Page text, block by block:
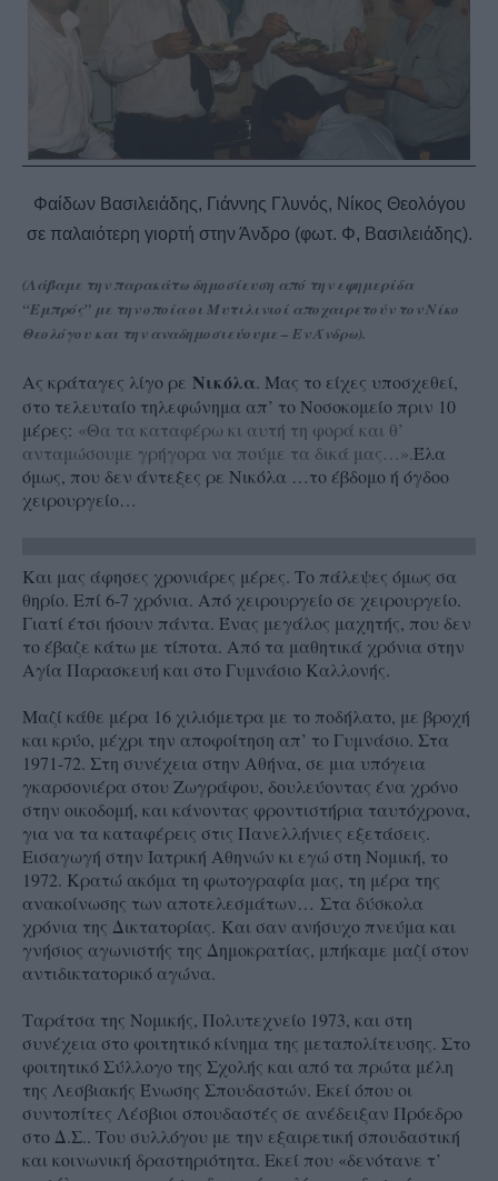
Φαίδων Βασιλειάδης, Γιάννης Γλυνός, Νίκος Θεολόγου
σε παλαιότερη γιορτή στην Άνδρο (φωτ. Φ, Βασιλειάδης).
(Λάβαμε την παρακάτω δημοσίευση από την εφημερίδα
“Εμπρός” με την οποία οι Μυτιλινιοί αποχαιρετούν τον Νίκο
Θεολόγου και την αναδημοσιεύουμε – Εν Άνδρω).
Ας κράταγες λίγο ρε Νικόλα. Μας το είχες υποσχεθεί,
στο τελευταίο τηλεφώνημα απ’ το Νοσοκομείο πριν 10
μέρες: «Θα τα καταφέρω κι αυτή τη φορά και θ’
ανταμώσουμε γρήγορα να πούμε τα δικά μας…». Έλα
όμως, που δεν άντεξες ρε Νικόλα …το έβδομο ή όγδοο
χειρουργείο…
Και μας άφησες χρονιάρες μέρες. Το πάλεψες όμως σα
θηρίο. Επί 6-7 χρόνια. Από χειρουργείο σε χειρουργείο.
Γιατί έτσι ήσουν πάντα. Ένας μεγάλος μαχητής, που δεν
το έβαζε κάτω με τίποτα. Από τα μαθητικά χρόνια στην
Αγία Παρασκευή και στο Γυμνάσιο Καλλονής.
Μαζί κάθε μέρα 16 χιλιόμετρα με το ποδήλατο, με βροχή
και κρύο, μέχρι την αποφοίτηση απ’ το Γυμνάσιο. Στα
1971-72. Στη συνέχεια στην Αθήνα, σε μια υπόγεια
γκαρσονιέρα στου Ζωγράφου, δουλεύοντας ένα χρόνο
στην οικοδομή, και κάνοντας φροντιστήρια ταυτόχρονα,
για να τα καταφέρεις στις Πανελλήνιες εξετάσεις.
Εισαγωγή στην Ιατρική Αθηνών κι εγώ στη Νομική, το
1972. Κρατώ ακόμα τη φωτογραφία μας, τη μέρα της
ανακοίνωσης των αποτελεσμάτων… Στα δύσκολα
χρόνια της Δικτατορίας. Και σαν ανήσυχο πνεύμα και
γνήσιος αγωνιστής της Δημοκρατίας, μπήκαμε μαζί στον
αντιδικτατορικό αγώνα.
Ταράτσα της Νομικής, Πολυτεχνείο 1973, και στη
συνέχεια στο φοιτητικό κίνημα της μεταπολίτευσης. Στο
φοιτητικό Σύλλογο της Σχολής και από τα πρώτα μέλη
της Λεσβιακής Ένωσης Σπουδαστών. Εκεί όπου οι
συντοπίτες Λέσβιοι σπουδαστές σε ανέδειξαν Πρόεδρο
στο Δ.Σ.. Του συλλόγου με την εξαιρετική σπουδαστική
και κοινωνική δραστηριότητα. Εκεί που «δενότανε τ’